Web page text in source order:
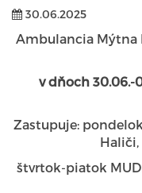
30.06.2025
Ambulancia Mýtna
v dňoch 30.06.-
Zastupuje:
Haliči,
štvrtok-piatok